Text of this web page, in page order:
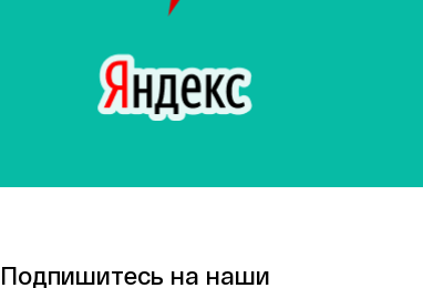
Подпишитесь на наши